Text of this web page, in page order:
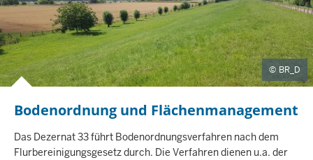
BR_D
I
H
A
Bodenordnung und Flächenmanagement
Das Dezernat 33 führt Bodenordnungsverfahren nach dem
Flurbereinigungsgesetz durch. Die Verfahren dienen u.a. der